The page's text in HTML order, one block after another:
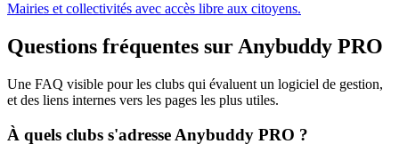
Mairies et collectivités avec accès libre aux citoyens.
Questions fréquentes sur Anybuddy PRO
Une FAQ visible pour les clubs qui évaluent un logiciel de gestion,
et des liens internes vers les pages les plus utiles.
À quels clubs s'adresse Anybuddy PRO ?